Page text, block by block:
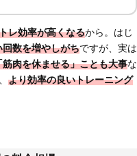
レ効率が高くなるから。はじ
回数を増やしがちですが、実は
筋肉を休ませる」ことも大事な
より効率の良いトレーニング